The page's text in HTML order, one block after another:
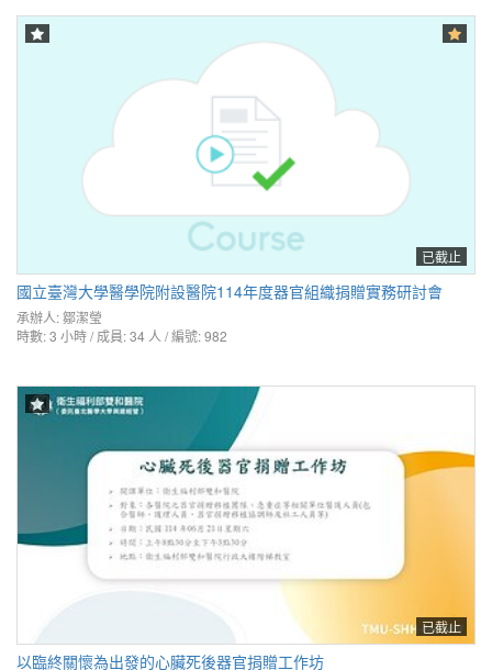
已截止
國立臺灣大學醫學院附設醫院114年度器官組織捐贈實務研討會
承辦人:鄒潔瑩
時數: 3 小時 / 成員: 34 人 / 編號: 982
已截止
以臨終關懷為出發的心臟死後器官捐贈工作坊